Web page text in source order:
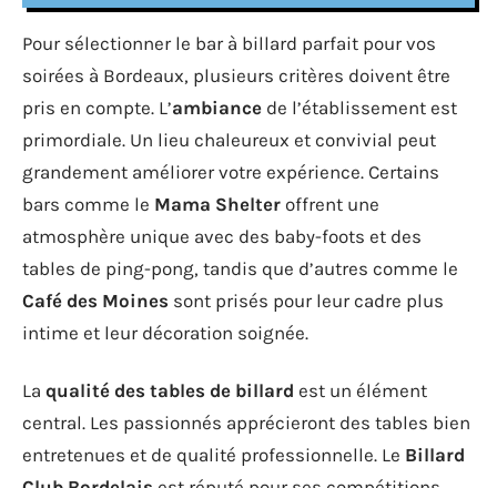
Pour sélectionner le bar à billard parfait pour vos
soirées à Bordeaux, plusieurs critères doivent être
pris en compte. L’ambiance de l’établissement est
primordiale. Un lieu chaleureux et convivial peut
grandement améliorer votre expérience. Certains
bars comme le Mama Shelter offrent une
atmosphère unique avec des baby-foots et des
tables de ping-pong, tandis que d’autres comme le
Café des Moines sont prisés pour leur cadre plus
intime et leur décoration soignée.
La qualité des tables de billard est un élément
central. Les passionnés apprécieront des tables bien
entretenues et de qualité professionnelle. Le Billard